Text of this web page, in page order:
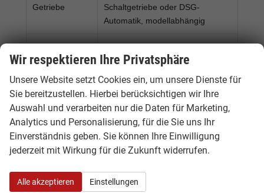
Getriebe
Schaltgetriebe oder DSG-
Automatik, modellabhängig
Leistung
modellabhängig, je nach
Motorisierung und Ausstattung
Beliebte
Varianten
Formentor DSG, e-Hybrid, VZ,
4Drive, Tageszulassung und EU-
Neuwagen
Beliebte
Ausstattung
LED-Licht, Matrix-LED, Sportsitze,
digitales Cockpit, Navigation,
Assistenzsysteme
Wir respektieren Ihre Privatsphäre
Unsere Website setzt Cookies ein, um unsere Dienste für
Sie bereitzustellen. Hierbei berücksichtigen wir Ihre
Auswahl und verarbeiten nur die Daten für Marketing,
Analytics und Personalisierung, für die Sie uns Ihr
Einverständnis geben. Sie können Ihre Einwilligung
jederzeit mit Wirkung für die Zukunft widerrufen.
Alle akzeptieren Einstellungen